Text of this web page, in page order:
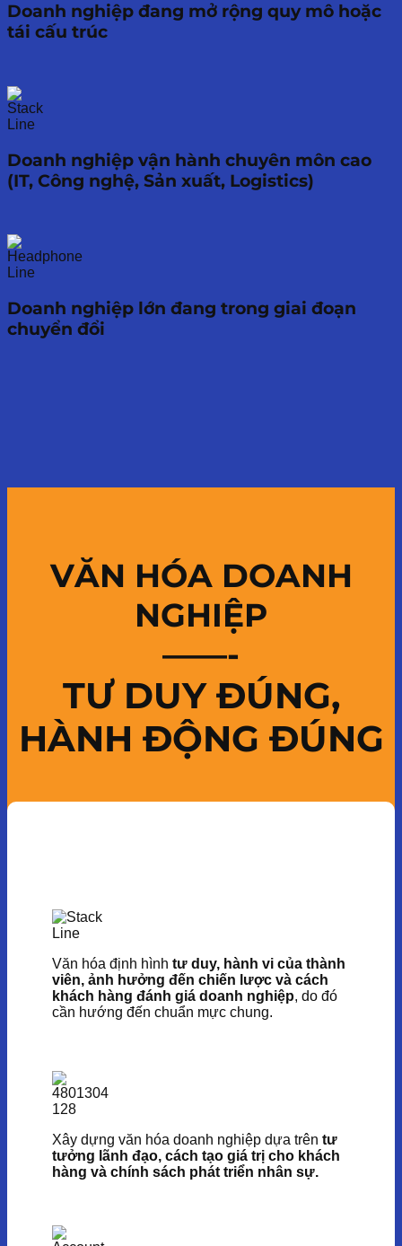
Doanh nghiệp đang mở rộng quy mô hoặc
tái cấu trúc
Doanh nghiệp vận hành chuyên môn cao
(IT, Công nghệ, Sản xuất, Logistics)
Doanh nghiệp lớn đang trong giai đoạn
chuyển đổi
VĂN HÓA DOANH
NGHIỆP
——-
TƯ DUY ĐÚNG,
HÀNH ĐỘNG ĐÚNG
Văn hóa định hình tư duy, hành vi của thành
viên, ảnh hưởng đến chiến lược và cách
khách hàng đánh giá doanh nghiệp, do đó
cần hướng đến chuẩn mực chung.
Xây dựng văn hóa doanh nghiệp dựa trên tư
tưởng lãnh đạo, cách tạo giá trị cho khách
hàng và chính sách phát triển nhân sự.